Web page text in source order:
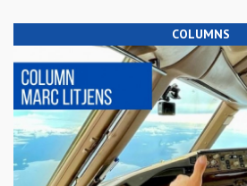
COLUMNS